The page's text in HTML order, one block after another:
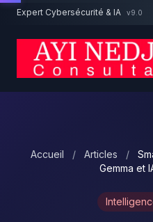
Aller au contenu principal
Expert Cybersécurité & IA v9.0
Accueil / Articles /
Gemma et
Un projet cybersécurité ?